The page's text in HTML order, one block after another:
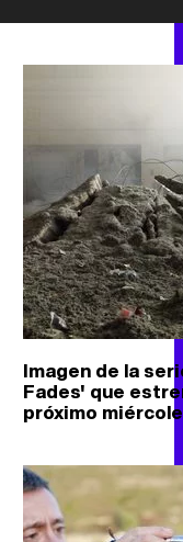
Imagen de la
Fades' que
próximo